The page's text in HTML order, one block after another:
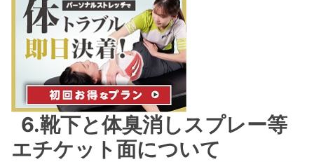
6.靴下と体臭消しスプレー等
エチケット面について